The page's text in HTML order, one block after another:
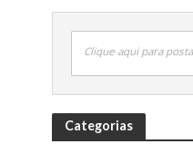
Clique aqui para
Categorias